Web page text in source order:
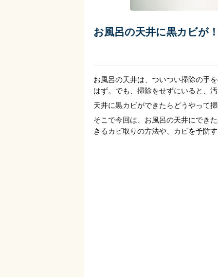
お風呂の天井に黒カビが
お風呂の天井は、ついつい掃除の手
はず。でも、掃除をせずにいると、
天井に黒カビができたらどうやって
そこで今回は、お風呂の天井にでき
きるカビ取りの方法や、カビを予防